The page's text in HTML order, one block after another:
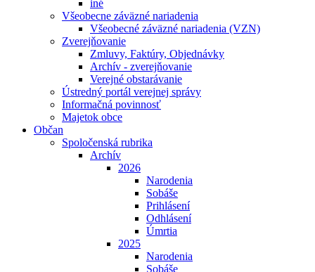
iné
Všeobecne záväzné nariadenia
Všeobecné záväzné nariadenia (VZN)
Zverejňovanie
Zmluvy, Faktúry, Objednávky
Archív - zverejňovanie
Verejné obstarávanie
Ústredný portál verejnej správy
Informačná povinnosť
Majetok obce
Občan
Spoločenská rubrika
Archív
2026
Narodenia
Sobáše
Prihlásení
Odhlásení
Úmrtia
2025
Narodenia
Sobáše